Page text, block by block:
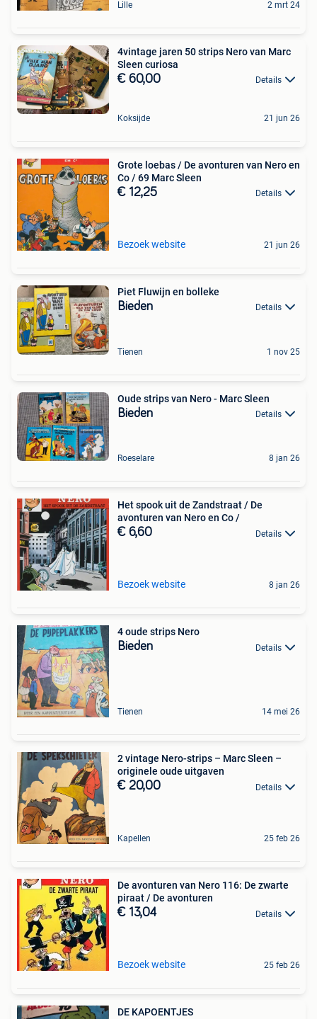
Lille 2 mrt 24
4vintage jaren 50 strips Nero van Marc
Sleen curiosa
€ 60,00 Details
Koksijde 21 jun 26
Grote loebas / De avonturen van Nero en
Co / 69 Marc Sleen
€ 12,25 Details
Bezoek website 21 jun 26
Piet Fluwijn en bolleke
Bieden Details
Tienen 1 nov 25
Oude strips van Nero - Marc Sleen
Bieden Details
Roeselare 8 jan 26
Het spook uit de Zandstraat / De
avonturen van Nero en Co /
€ 6,60 Details
Bezoek website 8 jan 26
4 oude strips Nero
Bieden Details
Tienen 14 mei 26
2 vintage Nero-strips – Marc Sleen –
originele oude uitgaven
€ 20,00 Details
Kapellen 25 feb 26
De avonturen van Nero 116: De zwarte
piraat / De avonturen
€ 13,04 Details
Bezoek website 25 feb 26
DE KAPOENTJES